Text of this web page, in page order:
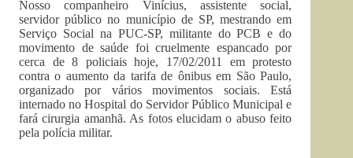
Nosso companheiro Vinícius, assistente social,
servidor público no município de SP, mestrando em
Serviço Social na PUC-SP, militante do PCB e do
movimento de saúde foi cruelmente espancado por
cerca de 8 policiais hoje, 17/02/2011 em protesto
contra o aumento da tarifa de ônibus em São Paulo,
organizado por vários movimentos sociais. Está
internado no Hospital do Servidor Público Municipal e
fará cirurgia amanhã. As fotos elucidam o abuso feito
pela polícia militar.